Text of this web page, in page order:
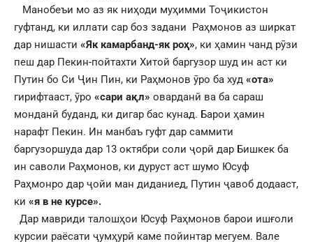
Манобеъи мо аз як ниҳоди муҳимми Тоҷикистон
гуфтанд, ки иллати сар боз задани Раҳмонов аз ширкат
дар нишасти «Як камарбанд-як роҳ», ки ҳамин чанд рӯзи
пеш дар Пекин-пойтахти Хитой баргузор шуд ин аст ки
Путин бо Си Ҷин Пин, ки Раҳмонов ӯро ба худ «ота»
гирифтааст, ӯро «сари ақл» оварданӣ ва ба сараш
монданӣ буданд, ки дигар бас кунад. Барои ҳамин
нарафт Пекин. Ин манбаъ гуфт дар саммити
баргузоршуда дар 13 октябри соли ҷорӣ дар Бишкек ба
ин саволи Раҳмонов, ки дуруст аст шумо Юсуф
Раҳмонро дар ҷойи ман диданиед, Путин ҷавоб додааст,
ки «я в не курсе».
Дар мавриди талошҳои Юсуф Раҳмонов барои ишғоли
курсии раёсати ҷумҳурӣ каме пойинтар мегуем. Вале